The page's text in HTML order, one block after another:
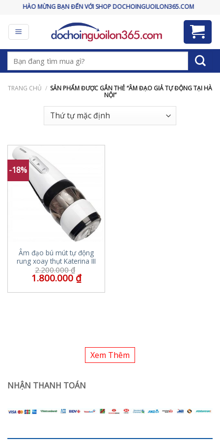
content
CHÀO MỪNG BẠN ĐẾN VỚI SHOP DOCHOINGUOILON365.COM
Tìm
kiếm:
TRANG CHỦ / SẢN PHẨM ĐƯỢC GẮN THẺ “ÂM ĐẠO GIẢ TỰ ĐỘNG TẠI HÀ
NỘI”
-18%
Âm đạo bú mút tự động
rung xoay thụt Katerina III
2.200.000₫
1.800.000₫
Xem Thêm
NHẬN THANH TOÁN